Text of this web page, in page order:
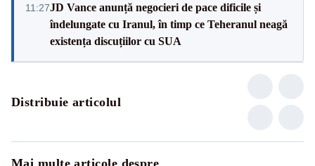
11:27JD Vance anunță negocieri de pace dificile și
îndelungate cu Iranul, în timp ce Teheranul neagă
existența discuțiilor cu SUA
Distribuie articolul
Mai multe articole despre